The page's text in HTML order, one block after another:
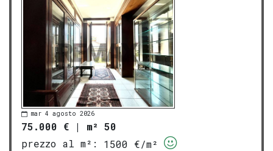
mar 4 agosto 2026
75.000 € | m² 50
prezzo al m²:
1500 €/m²